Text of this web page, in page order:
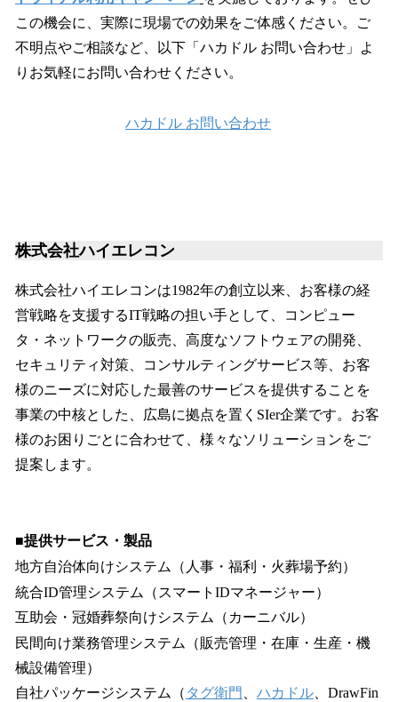
この機会に、実際に現場での効果をご体感ください。ご
不明点やご相談など、以下「ハカドル お問い合わせ」よ
りお気軽にお問い合わせください。
ハカドル お問い合わせ
株式会社ハイエレコン
株式会社ハイエレコンは1982年の創立以来、お客様の経
営戦略を支援するIT戦略の担い手として、コンピュー
タ・ネットワークの販売、高度なソフトウェアの開発、
セキュリティ対策、コンサルティングサービス等、お客
様のニーズに対応した最善のサービスを提供することを
事業の中核とした、広島に拠点を置くSIer企業です。お客
様のお困りごとに合わせて、様々なソリューションをご
提案します。
■提供サービス・製品
地方自治体向けシステム（人事・福利・火葬場予約）
統合ID管理システム（スマートIDマネージャー）
互助会・冠婚葬祭向けシステム（カーニバル）
民間向け業務管理システム（販売管理・在庫・生産・機
械設備管理）
自社パッケージシステム（ タグ衛門 ハカドル 、DrawFin